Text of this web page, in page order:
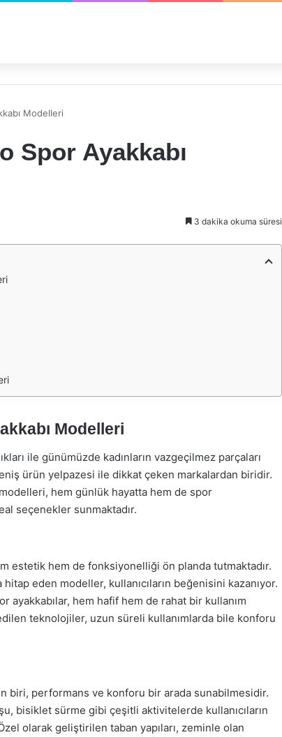
Modelleri
Spor Ayakkabı
3 dakika okuma süresi
Modelleri
ile günümüzde kadınların vazgeçilmez parçaları
ürün yelpazesi ile dikkat çeken markalardan biridir.
hem günlük hayatta hem de spor
seçenekler sunmaktadır.
estetik hem de fonksiyonelliği ön planda tutmaktadır.
eden modeller, kullanıcıların beğenisini kazanıyor.
ayakkabılar, hem hafif hem de rahat bir kullanım
teknolojiler, uzun süreli kullanımlarda bile konforu
biri, performans ve konforu bir arada sunabilmesidir.
bisiklet sürme gibi çeşitli aktivitelerde kullanıcıların
olarak geliştirilen taban yapıları, zeminle olan